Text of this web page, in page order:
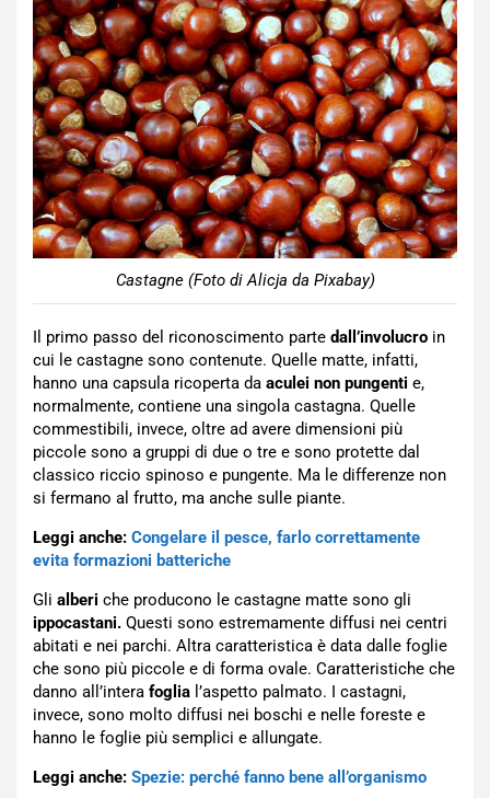
Castagne (Foto di Alicja da Pixabay)
Il primo passo del riconoscimento parte dall’involucro in
cui le castagne sono contenute. Quelle matte, infatti,
hanno una capsula ricoperta da aculei non pungenti e,
normalmente, contiene una singola castagna. Quelle
commestibili, invece, oltre ad avere dimensioni più
piccole sono a gruppi di due o tre e sono protette dal
classico riccio spinoso e pungente. Ma le differenze non
si fermano al frutto, ma anche sulle piante.
Leggi anche: Congelare il pesce, farlo correttamente
evita formazioni batteriche
Gli alberi che producono le castagne matte sono gli
ippocastani. Questi sono estremamente diffusi nei centri
abitati e nei parchi. Altra caratteristica è data dalle foglie
che sono più piccole e di forma ovale. Caratteristiche che
danno all’intera foglia l’aspetto palmato. I castagni,
invece, sono molto diffusi nei boschi e nelle foreste e
hanno le foglie più semplici e allungate.
Leggi anche: Spezie: perché fanno bene all’organismo